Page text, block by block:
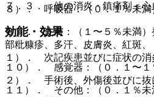
８）． 呼吸器：（０．１％未満
９）． 皮膚：（１〜５％未満）
部粃糠疹、多汗、皮膚炎、紅斑
１０）． 感覚器：（０．１〜１
１１）． その他：（０．１％未
７．３． 他の消炎・鎮痛剤＜心
効能・効果
１）． 次記疾患並びに症状の消
２）． 手術後、外傷後並びに抜